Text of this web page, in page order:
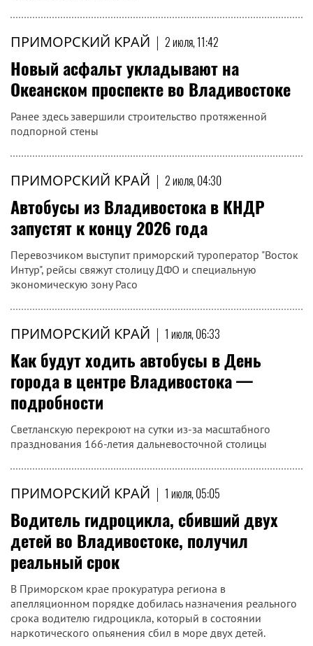
ПРИМОРСКИЙ КРАЙ | 2 июля, 11:42
Новый асфальт укладывают на
Океанском проспекте во Владивостоке
Ранее здесь завершили строительство протяженной
подпорной стены
ПРИМОРСКИЙ КРАЙ | 2 июля, 04:30
Автобусы из Владивостока в КНДР
запустят к концу 2026 года
Перевозчиком выступит приморский туроператор "Восток
Интур", рейсы свяжут столицу ДФО и специальную
экономическую зону Расо
ПРИМОРСКИЙ КРАЙ | 1 июля, 06:33
Как будут ходить автобусы в День
города в центре Владивостока —
подробности
Светланскую перекроют на сутки из-за масштабного
празднования 166-летия дальневосточной столицы
ПРИМОРСКИЙ КРАЙ | 1 июля, 05:05
Водитель гидроцикла, сбивший двух
детей во Владивостоке, получил
реальный срок
В Приморском крае прокуратура региона в
апелляционном порядке добилась назначения реального
срока водителю гидроцикла, который в состоянии
наркотического опьянения сбил в море двух детей.